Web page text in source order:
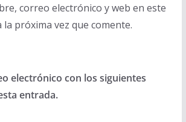
correo electrónico y web en este
próxima vez que comente.
electrónico con los siguientes
entrada.